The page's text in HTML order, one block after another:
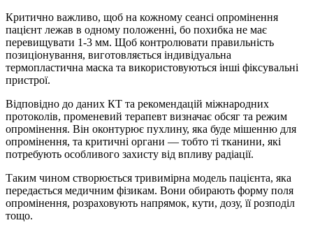
Критично важливо, щоб на кожному сеансі опромінення
пацієнт лежав в одному положенні, бо похибка не має
перевищувати 1-3 мм. Щоб контролювати правильність
позиціонування, виготовляється індивідуальна
термопластична маска та використовуються інші фіксувальні
пристрої.
Відповідно до даних КТ та рекомендацій міжнародних
протоколів, променевий терапевт визначає обсяг та режим
опромінення. Він оконтурює пухлину, яка буде мішенню для
опромінення, та критичні органи — тобто ті тканини, які
потребують особливого захисту від впливу радіації.
Таким чином створюється тривимірна модель пацієнта, яка
передається медичним фізикам. Вони обирають форму поля
опромінення, розраховують напрямок, кути, дозу, її розподіл
тощо.